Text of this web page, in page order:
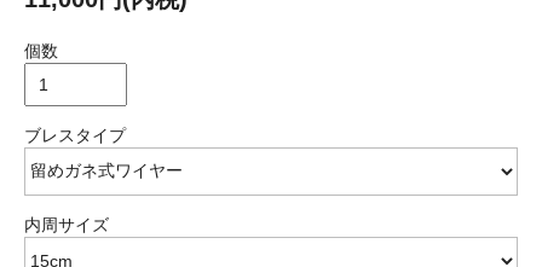
個数
ブレスタイプ
内周サイズ